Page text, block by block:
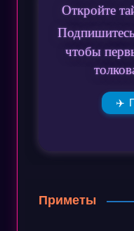
Откройте
чтобы
✈️
Приметы